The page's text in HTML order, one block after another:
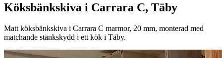
Köksbänkskiva i Carrara C, Täby
Matt köksbänkskiva i Carrara C marmor, 20 mm, monterad med
matchande stänkskydd i ett kök i Täby.